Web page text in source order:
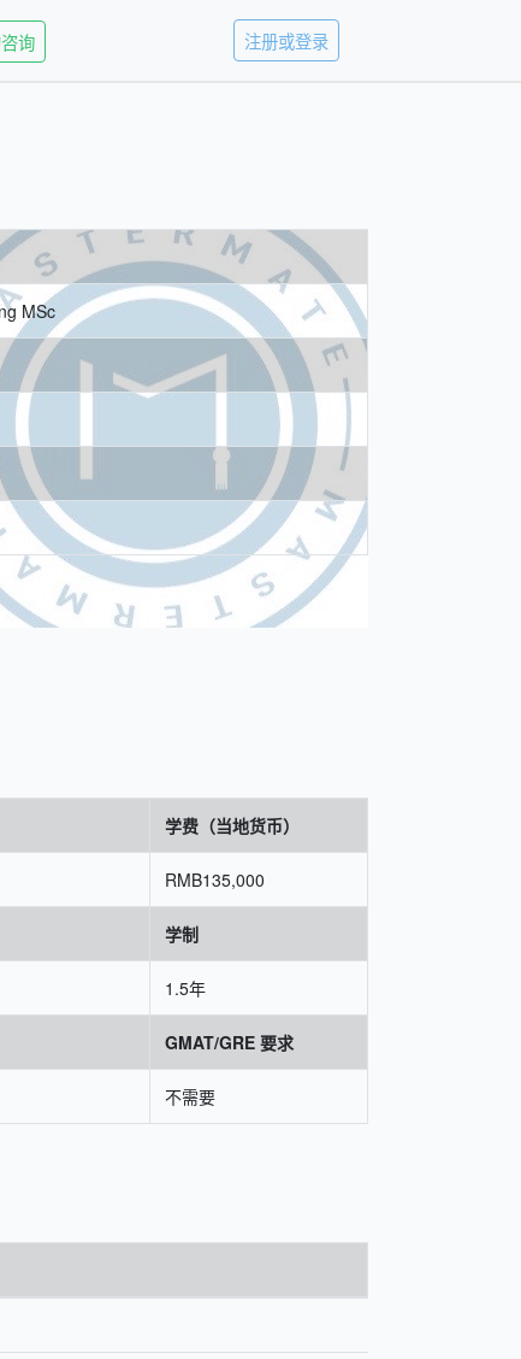
询 注册或登录
MSc
学费（当地货币）
RMB135,000
学制
1.5年
GMAT/GRE 要求
不需要